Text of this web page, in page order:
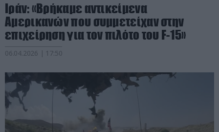
Ιράν: «Βρήκαμε αντικείμενα
Αμερικανών που συμμετείχαν στην
επιχείρηση για τον πιλότο του F-15»
06.04.2026 | 17:50